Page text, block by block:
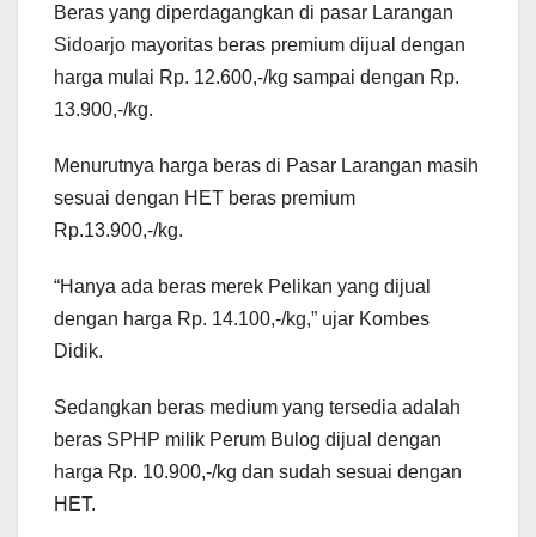
Beras yang diperdagangkan di pasar Larangan
Sidoarjo mayoritas beras premium dijual dengan
harga mulai Rp. 12.600,-/kg sampai dengan Rp.
13.900,-/kg.
Menurutnya harga beras di Pasar Larangan masih
sesuai dengan HET beras premium
Rp.13.900,-/kg.
“Hanya ada beras merek Pelikan yang dijual
dengan harga Rp. 14.100,-/kg,” ujar Kombes
Didik.
Sedangkan beras medium yang tersedia adalah
beras SPHP milik Perum Bulog dijual dengan
harga Rp. 10.900,-/kg dan sudah sesuai dengan
HET.